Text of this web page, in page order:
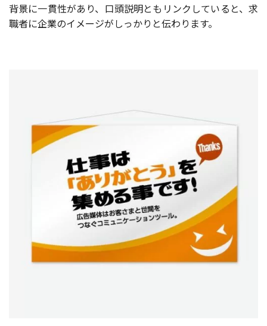
背景に一貫性があり、口頭説明ともリンクしていると、求
職者に企業のイメージがしっかりと伝わります。